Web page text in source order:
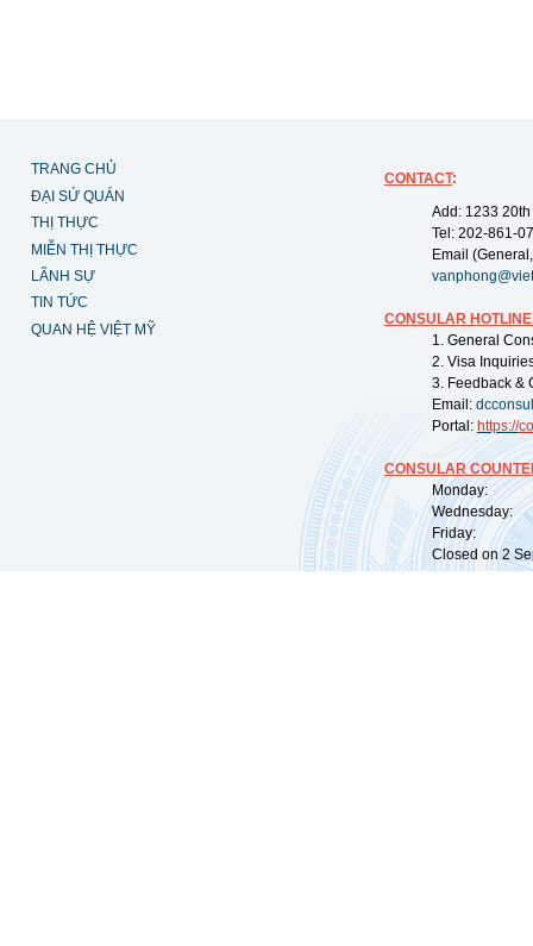
TRANG CHỦ
ĐẠI SỨ QUÁN
THỊ THỰC
MIỄN THỊ THỰC
LÃNH SỰ
TIN TỨC
QUAN HỆ VIỆT MỸ
CONTACT:
Add: 1233
Tel: 202-861-
Email
CONSULAR
1. General
2. Visa
3. Feedback &
Email:
Portal: https://
CONSULAR
Monday:
Wednesday:
Friday:
Closed on 2